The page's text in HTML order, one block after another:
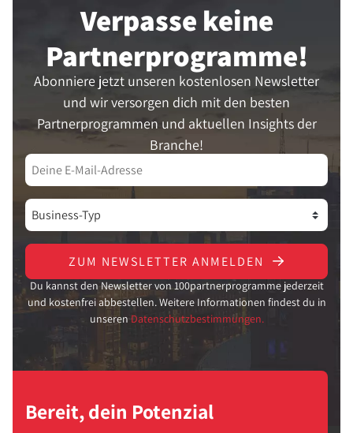
Verpasse keine
Partner­programme!
Abonniere jetzt unseren kostenlosen Newsletter
und wir versorgen dich mit den besten
Partnerprogrammen und aktuellen Insights der
Branche!
ZUM NEWSLETTER ANMELDEN
Du kannst den Newsletter von 100partnerprogramme jederzeit
und kostenfrei abbestellen. Weitere Informationen findest du in
unseren Datenschutzbestimmungen.
Bereit, dein Potenzial